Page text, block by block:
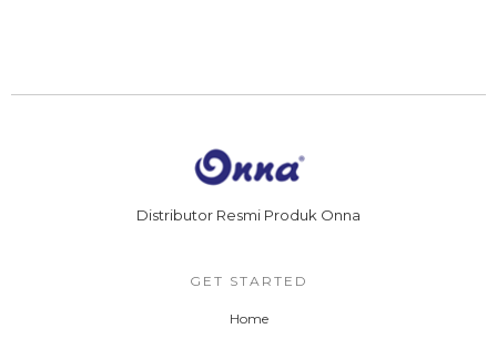
Distributor Resmi Produk Onna
GET STARTED
Home